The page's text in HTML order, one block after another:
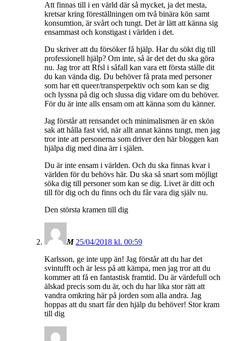
Att finnas till i en värld där så mycket, ja det mesta,
kretsar kring föreställningen om två binära kön samt
konsumtion, är svårt och tungt. Det är lätt att känna sig
ensammast och konstigast i världen i det.
Du skriver att du försöker få hjälp. Har du sökt dig till
professionell hjälp? Om inte, så är det det du ska göra
nu. Jag tror att Rfsl i såfall kan vara ett första ställe dit
du kan vända dig. Du behöver få prata med personer
som har ett queer/transperpektiv och som kan se dig
och lyssna på dig och slussa dig vidare om du behöver.
För du är inte alls ensam om att känna som du känner.
Jag förstår att rensandet och minimalismen är en skön
sak att hålla fast vid, när allt annat känns tungt, men jag
tror inte att personerna som driver den här bloggen kan
hjälpa dig med dina ärr i själen.
Du är inte ensam i världen. Och du ska finnas kvar i
världen för du behövs här. Du ska så snart som möjligt
söka dig till personer som kan se dig. Livet är ditt och
till för dig och du finns och du får vara dig själv nu.
Den största kramen till dig
M 25/04/2018 kl. 00:59
Karlsson, ge inte upp än! Jag förstår att du har det
svintufft och är less på att kämpa, men jag tror att du
kommer att få en fantastisk framtid. Du är värdefull och
älskad precis som du är, och du har lika stor rätt att
vandra omkring här på jorden som alla andra. Jag
hoppas att du snart får den hjälp du behöver! Stor kram
till dig